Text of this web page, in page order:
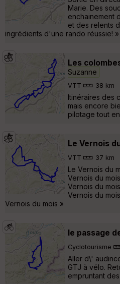
Marie. Des
enchainement
et des relents
ingrédients d'une rando réussie! »
Les
Suzanne
VTT 38 km
Itinéraires des
mais encore
pilotage tout
Le Vernois
VTT 37 km
Le Vernois du
Vernois du
Vernois du
Vernois du
Vernois du mois »
le passage
Cyclotourisme
Aller d\'
GTJ à vélo.
empruntant